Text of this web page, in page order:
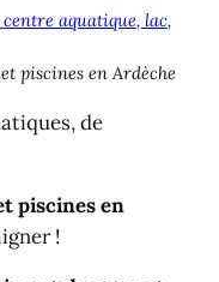
aquatique, lac,
piscines en Ardèche
de
piscines en
!